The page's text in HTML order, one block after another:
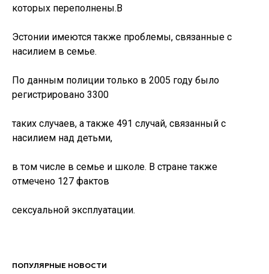
которых переполнены.В
Эстонии имеются также проблемы, связанные с
насилием в семье.
По данным полиции только в 2005 году было
регистрировано 3300
таких случаев, а также 491 случай, связанный с
насилием над детьми,
в том числе в семье и школе. В стране также
отмечено 127 фактов
сексуальной эксплуатации.
ПОПУЛЯРНЫЕ НОВОСТИ